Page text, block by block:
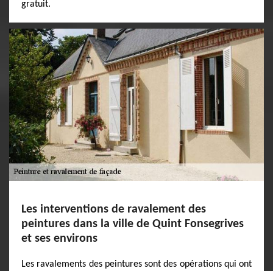
gratuit.
Les interventions de ravalement des
peintures dans la ville de Quint Fonsegrives
et ses environs
Les ravalements des peintures sont des opérations qui ont